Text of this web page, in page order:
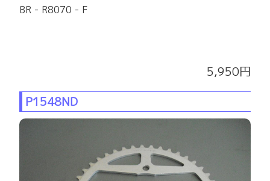
BR - R8070 - F
5,950円
P1548ND